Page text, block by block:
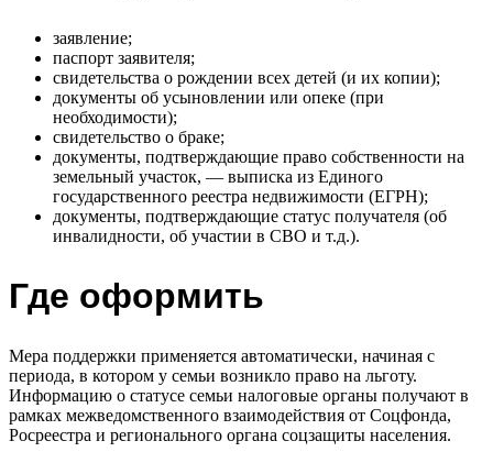
заявление;
паспорт заявителя;
свидетельства о рождении всех детей (и их копии);
документы об усыновлении или опеке (при
необходимости);
свидетельство о браке;
документы, подтверждающие право собственности на
земельный участок, — выписка из Единого
государственного реестра недвижимости (ЕГРН);
документы, подтверждающие статус получателя (об
инвалидности, об участии в СВО и т.д.).
Где оформить
Мера поддержки применяется автоматически, начиная с
периода, в котором у семьи возникло право на льготу.
Информацию о статусе семьи налоговые органы получают в
рамках межведомственного взаимодействия от Соцфонда,
Росреестра и регионального органа соцзащиты населения.